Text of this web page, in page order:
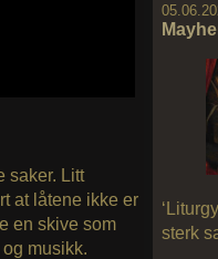
sterk
saker. Litt
at låtene ikke er
en skive som
musikk.